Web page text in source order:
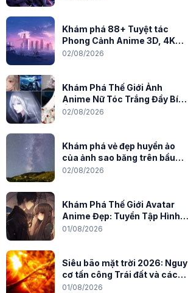
Khám phá 88+ Tuyệt tác
Phong Cảnh Anime 3D, 4K
Sắc Nét
02/08/2026
Khám Phá Thế Giới Ảnh
Anime Nữ Tóc Trắng Đầy Bí
Ẩn và Quyến Rũ
02/08/2026
Khám phá vẻ đẹp huyền ảo
của ảnh sao băng trên bầu
trời đêm
02/08/2026
Khám Phá Thế Giới Avatar
Anime Đẹp: Tuyển Tập Hình
Nền Độc Đáo Cho Năm 2026
01/08/2026
Siêu bão mặt trời 2026: Nguy
cơ tấn công Trái đất và cách
phòng chống
01/08/2026